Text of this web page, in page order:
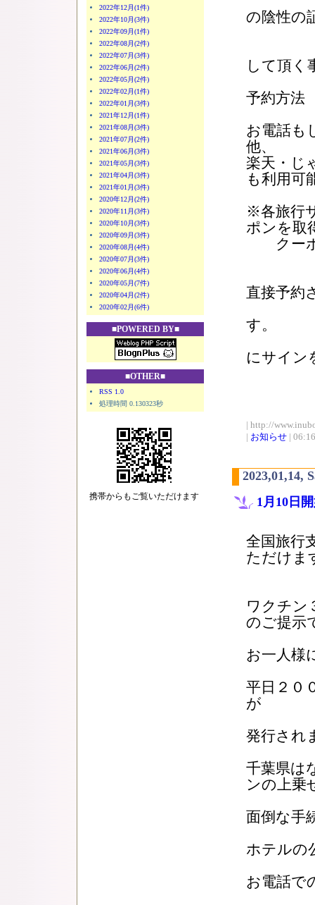
2022年12月(1件)
2022年10月(3件)
2022年09月(1件)
2022年08月(2件)
2022年07月(3件)
2022年06月(2件)
2022年05月(2件)
2022年02月(1件)
2022年01月(3件)
2021年12月(1件)
2021年08月(3件)
2021年07月(2件)
2021年06月(3件)
2021年05月(3件)
2021年04月(3件)
2021年01月(3件)
2020年12月(2件)
2020年11月(3件)
2020年10月(3件)
2020年09月(3件)
2020年08月(4件)
2020年07月(3件)
2020年06月(4件)
2020年05月(7件)
2020年04月(2件)
2020年02月(6件)
■POWERED BY■
■OTHER■
RSS 1.0
処理時間 0.130323秒
携帯からもご覧いただけます
の陰
して頂く
予約
お電話も
他、
楽天・じ
も利用可
※各旅行
ポンを取
クーポ
直接予約
す。
にサイン
| http://
| お知らせ |
2023,01,14,
1月10日
全国旅行
ただけま
ワクチン
のご提示
お一人様
平日２０
が
発行され
千葉県は
ンの上乗
面倒な手
ホテルの
お電話で